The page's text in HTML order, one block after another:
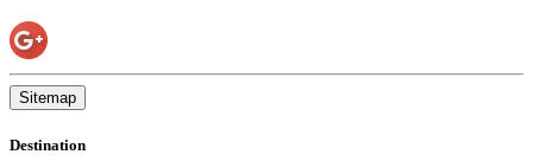
Sitemap
Destination